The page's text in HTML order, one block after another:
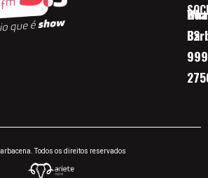
32
Todos os direitos reservados